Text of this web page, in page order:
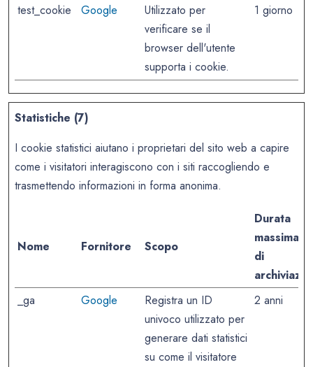
test_cookie Google
Utilizzato per
verificare se il
browser dell'utente
supporta i cookie.
1 giorno
Statistiche (7)
I cookie statistici aiutano i proprietari del sito web a capire
come i visitatori interagiscono con i siti raccogliendo e
trasmettendo informazioni in forma anonima.
Nome Fornitore Scopo
Durata
massima
di
_ga
Google
Registra un ID
univoco utilizzato per
generare dati statistici
su come il visitatore
2 anni